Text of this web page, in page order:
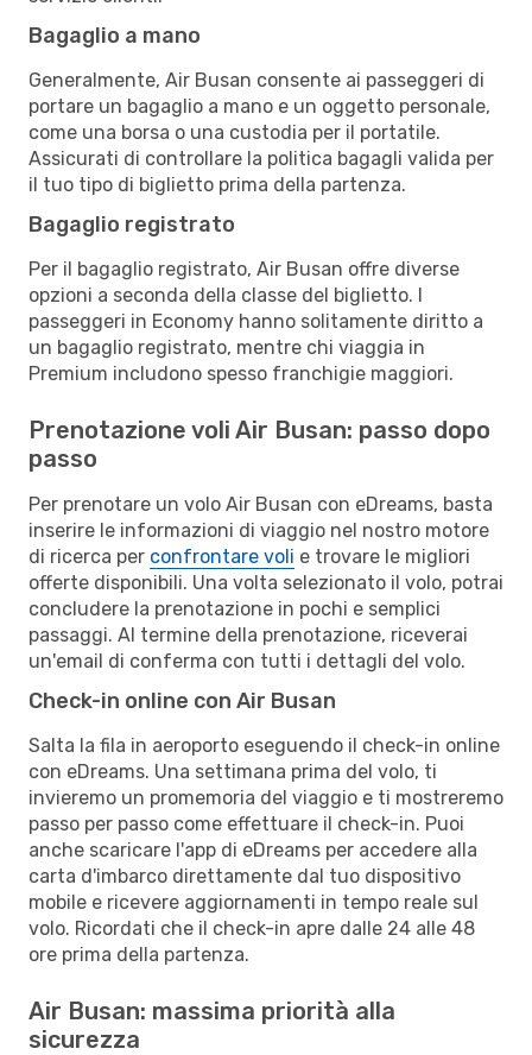
Bagaglio a mano
Generalmente, Air Busan consente ai passeggeri di
portare un bagaglio a mano e un oggetto personale,
come una borsa o una custodia per il portatile.
Assicurati di controllare la politica bagagli valida per
il tuo tipo di biglietto prima della partenza.
Bagaglio registrato
Per il bagaglio registrato, Air Busan offre diverse
opzioni a seconda della classe del biglietto. I
passeggeri in Economy hanno solitamente diritto a
un bagaglio registrato, mentre chi viaggia in
Premium includono spesso franchigie maggiori.
Prenotazione voli Air Busan: passo dopo
passo
Per prenotare un volo Air Busan con eDreams, basta
inserire le informazioni di viaggio nel nostro motore
di ricerca per confrontare voli e trovare le migliori
offerte disponibili. Una volta selezionato il volo, potrai
concludere la prenotazione in pochi e semplici
passaggi. Al termine della prenotazione, riceverai
un'email di conferma con tutti i dettagli del volo.
Check-in online con Air Busan
Salta la fila in aeroporto eseguendo il check-in online
con eDreams. Una settimana prima del volo, ti
invieremo un promemoria del viaggio e ti mostreremo
passo per passo come effettuare il check-in. Puoi
anche scaricare l'app di eDreams per accedere alla
carta d'imbarco direttamente dal tuo dispositivo
mobile e ricevere aggiornamenti in tempo reale sul
volo. Ricordati che il check-in apre dalle 24 alle 48
ore prima della partenza.
Air Busan: massima priorità alla
sicurezza